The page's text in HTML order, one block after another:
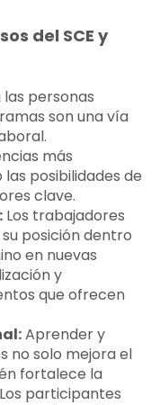
del SCE y
las personas
son una vía
más
posibilidades de
clave.
Los trabajadores
posición dentro
en nuevas
y
que ofrecen
Aprender y
no solo mejora el
fortalece la
participantes